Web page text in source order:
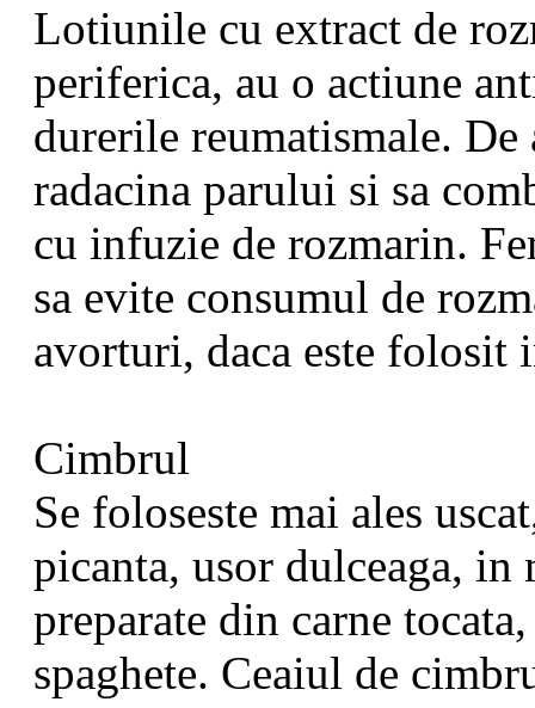
Lotiunile cu extract de
periferica, au o actiune
durerile reumatismale. De
radacina parului si sa
cu infuzie de rozmarin.
sa evite consumul de
avorturi, daca este folosit
Cimbrul
Se foloseste mai ales
picanta, usor dulceaga, in
preparate din carne
spaghete. Ceaiul de